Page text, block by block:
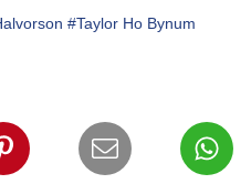
#Taylor Ho Bynum